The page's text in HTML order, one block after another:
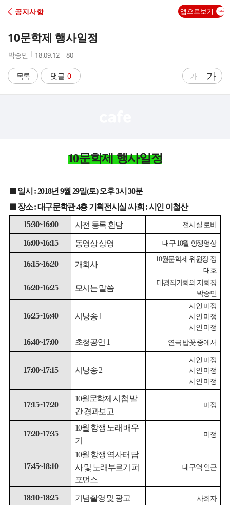
C
A
공지사항 앱으로보기
10문학제 행사일정
작
자
박승민
작
시
간
18.09.12
조
수
80
목록 댓글 0
글
가
글
자
가
10문학제 행사일정
■일시:2018년9월29일(토)오후3시30분
■장소:대구문학관4층 기획전시실/사회:시인 이철산
15:30~16:00 사전 등록 환담 전시실 로비
16:00~16:15 동영상 상영 대구 10월 항쟁영상
16:15~16:20 개회사 10월문학제 위원장 정
대호
16:20~16:25 모시는 말씀
대경작가회의 지회장
박승민
16:25~16:40 시낭송1
시인 미정
시인 미정
시인 미정
16:40~17:00 초청공연 1 연극 밥꽃 중에서
17:00~17:15 시낭송2
시인 미정
시인 미정
시인 미정
17:15~17:20
10월문학제 시첩 발
간 경과보고
미정
17:20~17:35
10월 항쟁 노래 배우
기
미정
17:45~18:10
10월 항쟁 역사터 답
사 및 노래부르기 퍼
포먼스
대구역 인근
18:10~18:25 기념촬영 및 광고 사회자